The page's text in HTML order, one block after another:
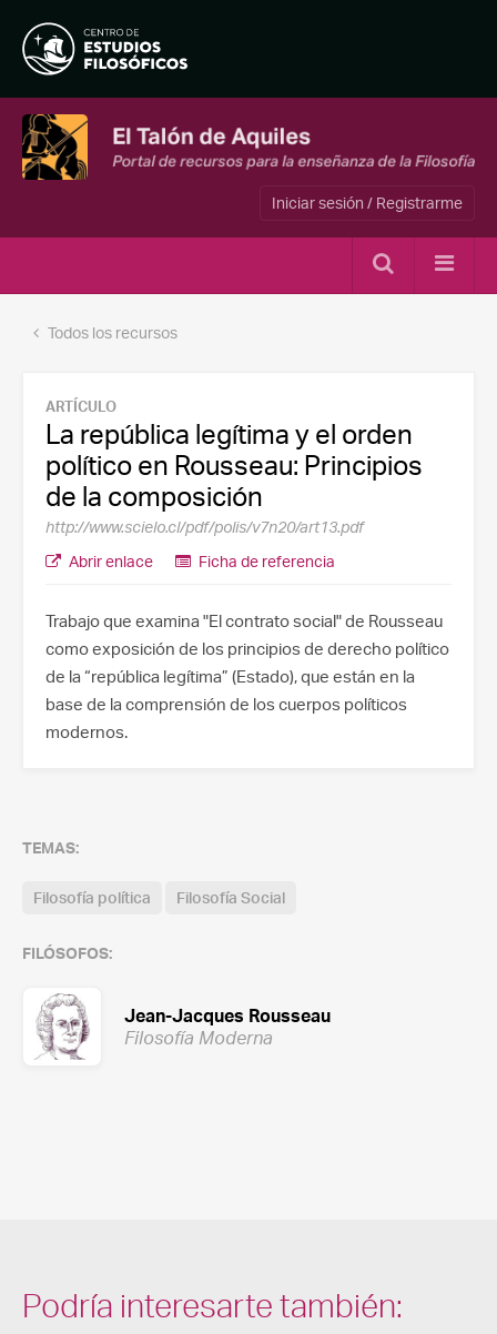
Iniciar sesión / Registrarme
Todos los recursos
ARTÍCULO
La república legítima y el orden
político en Rousseau: Principios
de la composición
http://www.scielo.cl/pdf/polis/v7n20/art13.pdf
Abrir enlace
Ficha de referencia
Trabajo que examina "El contrato social" de Rousseau
como exposición de los principios de derecho político
de la “república legítima” (Estado), que están en la
base de la comprensión de los cuerpos políticos
modernos.
TEMAS:
Filosofía política Filosofía Social
FILÓSOFOS:
Jean-Jacques Rousseau
Filosofía Moderna
Podría interesarte también: